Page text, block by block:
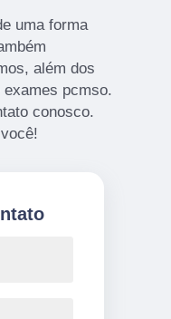
uma forma
além dos
pcmso.
conosco.